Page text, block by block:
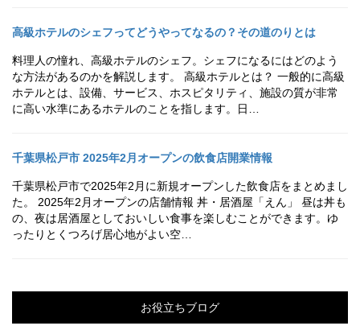
高級ホテルのシェフってどうやってなるの？その道のりとは
料理人の憧れ、高級ホテルのシェフ。シェフになるにはどのよう
な方法があるのかを解説します。 高級ホテルとは？ 一般的に高級
ホテルとは、設備、サービス、ホスピタリティ、施設の質が非常
に高い水準にあるホテルのことを指します。日…
千葉県松戸市 2025年2月オープンの飲食店開業情報
千葉県松戸市で2025年2月に新規オープンした飲食店をまとめまし
た。 2025年2月オープンの店舗情報 丼・居酒屋「えん」 昼は丼も
の、夜は居酒屋としておいしい食事を楽しむことができます。ゆ
ったりとくつろげ居心地がよい空…
お役立ちブログ